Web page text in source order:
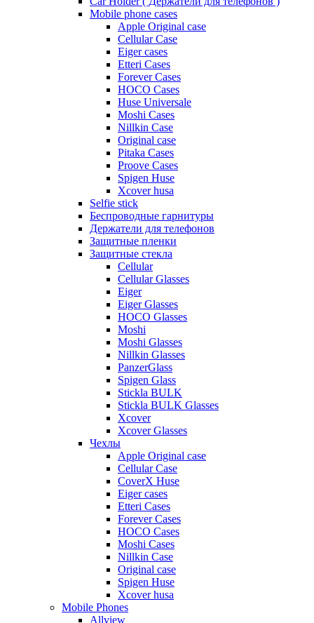
Mobile phone cases
Apple Original case
Cellular Case
Eiger cases
Etteri Cases
Forever Cases
HOCO Cases
Huse Universale
Moshi Cases
Nillkin Case
Original case
Pitaka Cases
Proove Cases
Spigen Huse
Xcover husa
Selfie stick
Беспроводные гарнитуры
Держатели для телефонов
Защитные пленки
Защитные стекла
Cellular
Cellular Glasses
Eiger
Eiger Glasses
HOCO Glasses
Moshi
Moshi Glasses
Nillkin Glasses
PanzerGlass
Spigen Glass
Stickla BULK
Stickla BULK Glasses
Xcover
Xcover Glasses
Чехлы
Apple Original case
Cellular Case
CoverX Huse
Eiger cases
Etteri Cases
Forever Cases
HOCO Cases
Moshi Cases
Nillkin Case
Original case
Spigen Huse
Xcover husa
Mobile Phones
Allview